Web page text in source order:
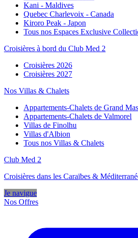
Kani - Maldives
Quebec Charlevoix - Canada
Kiroro Peak - Japon
Tous nos Espaces Exclusive
Croisières à bord du Club Med 2
Croisières 2026
Croisières 2027
Nos Villas & Chalets
Appartements-Chalets de Grand
Appartements-Chalets de Valmorel
Villas de Finolhu
Villas d'Albion
Tous nos Villas & Chalets
Club Med 2
Croisières dans les Caraïbes &
Je navigue
Nos Offres